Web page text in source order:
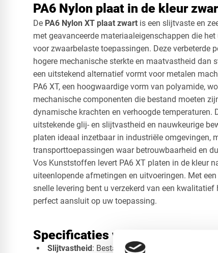
PA6 Nylon plaat in de kleur
De PA6 Nylon XT plaat zwartis een slijtvaste en
met geavanceerde materiaaleigenschappen die
voor zwaarbelaste toepassingen. Deze verbeterde
hogere mechanische sterkte en maatvastheid dan
een uitstekend alternatief vormt voor metalen
PA6 XT, een hoogwaardige vorm van polyamide,
mechanische componenten die bestand moeten
dynamische krachten en verhoogde temperaturen.
uitstekende glij- en slijtvastheid en nauwkeurige
platen ideaal inzetbaar in industriële omgevingen,
transporttoepassingen waar betrouwbaarheid en
Vos Kunststoffen levert PA6 XT platen in de kleur
uiteenlopende afmetingen en uitvoeringen. Met
snelle levering bent u verzekerd van een
perfect aansluit op uw toepassing.
Specificaties van PA6 Nylon XT
Slijtvastheid : Bestand tegen langdurige wrijving